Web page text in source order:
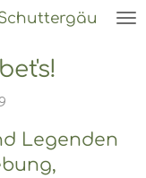
Legenden